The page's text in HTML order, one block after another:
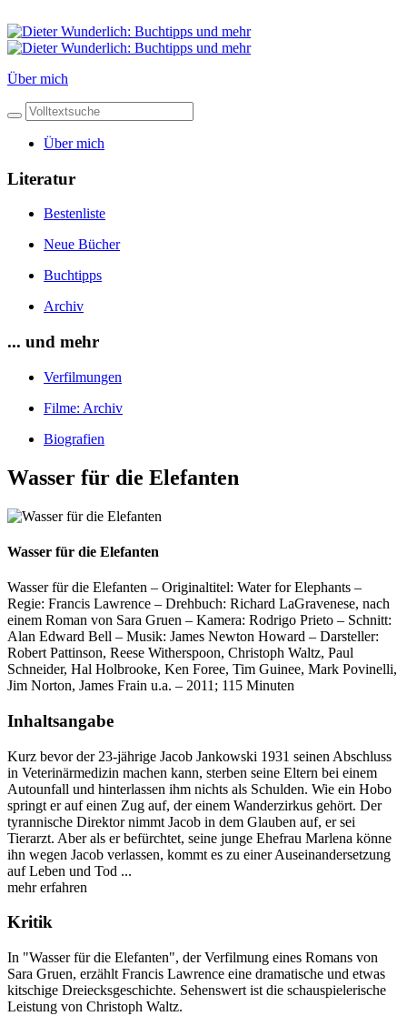
Über mich
Über mich
Literatur
Bestenliste
Neue Bücher
Buchtipps
Archiv
... und mehr
Verfilmungen
Filme: Archiv
Biografien
Wasser für die Elefanten
Wasser für die Elefanten
Wasser für die Elefanten – Originaltitel: Water for Elephants –
Regie: Francis Lawrence – Drehbuch: Richard LaGravenese, nach
einem Roman von Sara Gruen – Kamera: Rodrigo Prieto – Schnitt:
Alan Edward Bell – Musik: James Newton Howard – Darsteller:
Robert Pattinson, Reese Witherspoon, Christoph Waltz, Paul
Schneider, Hal Holbrooke, Ken Foree, Tim Guinee, Mark Povinelli,
Jim Norton, James Frain u.a. – 2011; 115 Minuten
Inhaltsangabe
Kurz bevor der 23-jährige Jacob Jankowski 1931 seinen Abschluss
in Veterinärmedizin machen kann, sterben seine Eltern bei einem
Autounfall und hinterlassen ihm nichts als Schulden. Wie ein Hobo
springt er auf einen Zug auf, der einem Wanderzirkus gehört. Der
tyrannische Direktor nimmt Jacob in dem Glauben auf, er sei
Tierarzt. Aber als er befürchtet, seine junge Ehefrau Marlena könne
ihn wegen Jacob verlassen, kommt es zu einer Auseinandersetzung
auf Leben und Tod ...
mehr erfahren
Kritik
In "Wasser für die Elefanten", der Verfilmung eines Romans von
Sara Gruen, erzählt Francis Lawrence eine dramatische und etwas
kitschige Dreiecksgeschichte. Sehenswert ist die schauspielerische
Leistung von Christoph Waltz.